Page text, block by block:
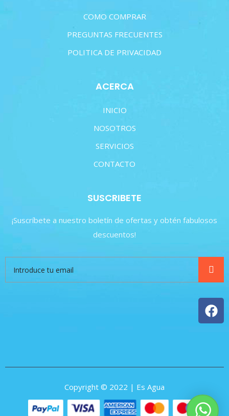
COMO COMPRAR
PREGUNTAS FRECUENTES
POLITICA DE PRIVACIDAD
ACERCA
INICIO
NOSOTROS
SERVICIOS
CONTACTO
SUSCRIBETE
¡Suscríbete a nuestro boletín de ofertas y obtén fabulosos
descuentos!
Copyright © 2022 | Es Agua